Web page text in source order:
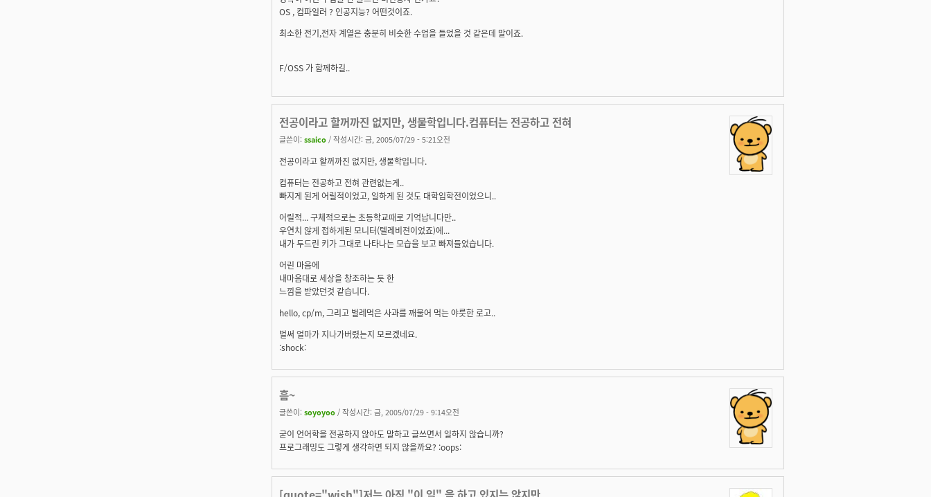
OS , 컴파일러 ? 인공지능? 어떤것이죠.
최소한 전기,전자 계열은 충분히 비슷한 수업을 들었을 것 같은데 말이죠.
F/OSS 가 함께하길..
전공이라고 할꺼까진 없지만, 생물학입니다.컴퓨터는 전공하고 전혀
글쓴이: ssaico / 작성시간: 금, 2005/07/29 - 5:21오전
전공이라고 할꺼까진 없지만, 생물학입니다.
컴퓨터는 전공하고 전혀 관련없는게..
빠지게 된게 어릴적이었고, 일하게 된 것도 대학입학전이었으니..
어릴적... 구체적으로는 초등학교때로 기억납니다만..
우연치 않게 접하게된 모니터(텔레비젼이었죠)에...
내가 두드린 키가 그대로 나타나는 모습을 보고 빠져들었습니다.
어린 마음에
내마음대로 세상을 창조하는 듯 한
느낌을 받았던것 같습니다.
hello, cp/m, 그리고 벌레먹은 사과를 깨물어 먹는 야릇한 로고..
벌써 얼마가 지나가버렸는지 모르겠네요.
:shock:
흠~
글쓴이: soyoyoo / 작성시간: 금, 2005/07/29 - 9:14오전
굳이 언어학을 전공하지 않아도 말하고 글쓰면서 일하지 않습니까?
프로그래밍도 그렇게 생각하면 되지 않을까요? :oops: